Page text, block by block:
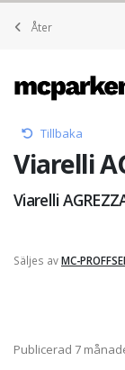
Åter
Tillbaka
Viarelli
Viarelli
Säljes avMC-
Publicerad 7